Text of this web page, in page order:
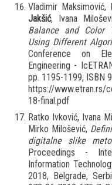
Vladimir
Jakšić, Ivana
Balance and Color
Using Different
Conference on
Engineering -
pp. 1195-1199, ISBN
https://www.etran.rs/
18-final.pdf
Ratko Ivković, Ivana
Mirko Milošević,
digitalne slike
Proceedings -
Information
2018, Belgrade,